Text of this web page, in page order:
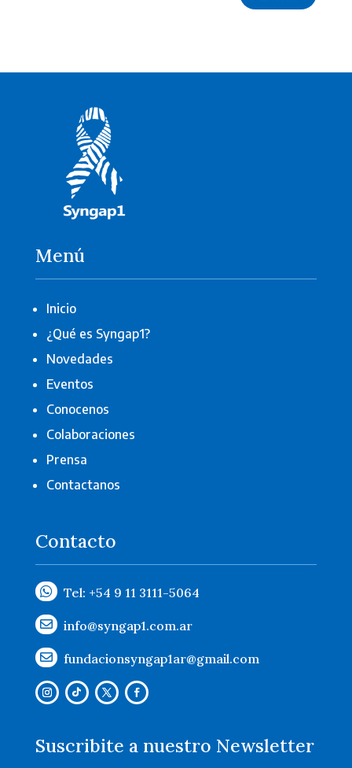
Menú
Inicio
¿Qué es Syngap1?
Novedades
Eventos
Conocenos
Colaboraciones
Prensa
Contactanos
Contacto
 Tel: +54 9 11 3111-5064
 info@syngap1.com.ar
 fundacionsyngap1ar@gmail.com
Suscribite a nuestro Newsletter